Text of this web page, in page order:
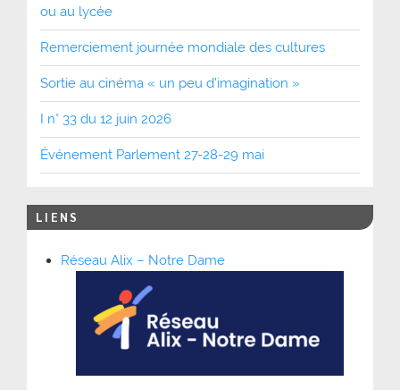
ou au lycée
Remerciement journée mondiale des cultures
Sortie au cinéma « un peu d’imagination »
I n° 33 du 12 juin 2026
Événement Parlement 27-28-29 mai
LIENS
Réseau Alix – Notre Dame